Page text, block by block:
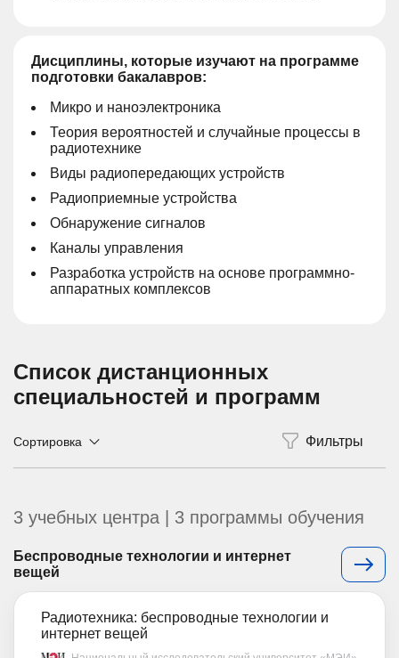
Дисциплины, которые изучают на программе
подготовки бакалавров:
Микро и наноэлектроника
Теория вероятностей и случайные процессы в
радиотехнике
Виды радиопередающих устройств
Радиоприемные устройства
Обнаружение сигналов
Каналы управления
Разработка устройств на основе программно-
аппаратных комплексов
Список дистанционных
специальностей и программ
Сортировка
3 учебных центра | 3 программы обучения
Беспроводные технологии и интернет
вещей
Радиотехника: беспроводные технологии и
интернет вещей